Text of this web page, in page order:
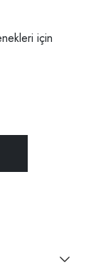
için